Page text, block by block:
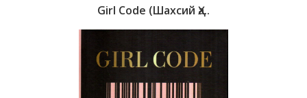
Girl Code (шахсий Ҳа..